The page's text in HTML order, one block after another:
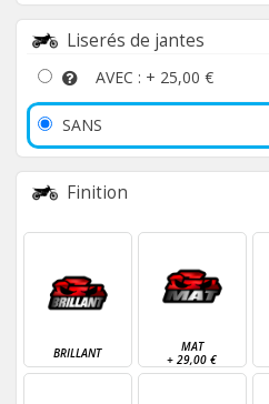
Liserés de jantes
AVEC : + 25,00 €
SANS
Finition
BRILLANT
MAT
+29,00 €